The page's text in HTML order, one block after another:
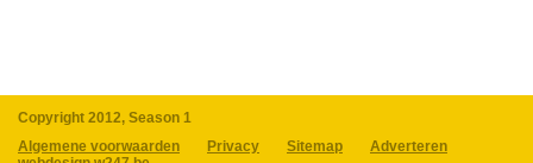
Copyright 2012, Season 1
Algemene voorwaarden
Privacy Sitemap
Adverteren